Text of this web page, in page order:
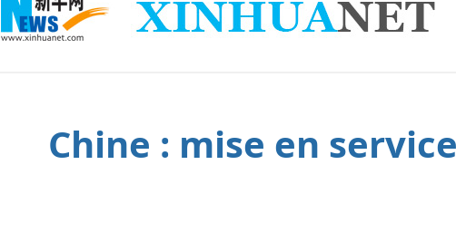
Chine : mise en